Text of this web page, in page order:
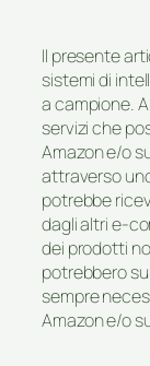
Il presente
sistemi di
a campione.
servizi che
Amazon e/o
attraverso
potrebbe
dagli altri e-
dei prodotti
potrebbero
sempre
Amazon e/o